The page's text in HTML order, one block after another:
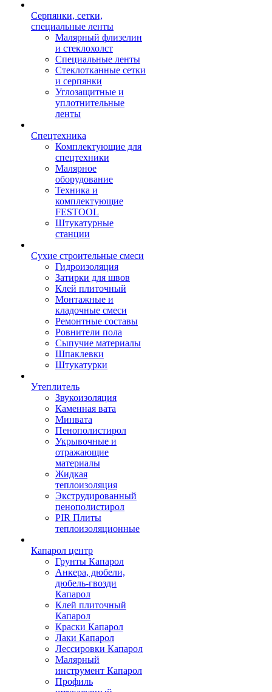
Серпянки, сетки,
специальные ленты
Малярный флизелин
и стеклохолст
Специальные ленты
Стеклотканные сетки
и серпянки
Углозащитные и
уплотнительные
ленты
Спецтехника
Комплектующие для
спецтехники
Малярное
оборудование
Техника и
комплектующие
FESTOOL
Штукатурные
станции
Сухие строительные смеси
Гидроизоляция
Затирки для швов
Клей плиточный
Монтажные и
кладочные смеси
Ремонтные составы
Ровнители пола
Сыпучие материалы
Шпаклевки
Штукатурки
Утеплитель
Звукоизоляция
Каменная вата
Минвата
Пенополистирол
Укрывочные и
отражающие
материалы
Жидкая
теплоизоляция
Экструдированный
пенополистирол
PIR Плиты
теплоизоляционные
Капарол центр
Грунты Капарол
Анкера, дюбели,
дюбель-гвозди
Капарол
Клей плиточный
Капарол
Краски Капарол
Лаки Капарол
Лессировки Капарол
Малярный
инструмент Капарол
Профиль